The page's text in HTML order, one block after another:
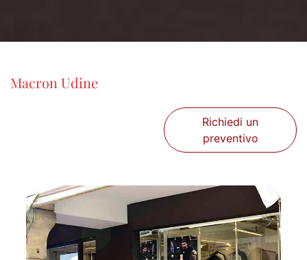
Macron Udine
Richiedi un
preventivo